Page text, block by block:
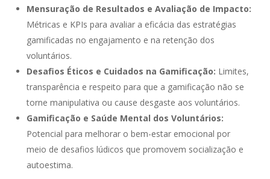
Mensuração de Resultados e Avaliação de Impacto:
Métricas e KPIs para avaliar a eficácia das estratégias
gamificadas no engajamento e na retenção dos
voluntários.
Desafios Éticos e Cuidados na Gamificação: Limites,
transparência e respeito para que a gamificação não se
torne manipulativa ou cause desgaste aos voluntários.
Gamificação e Saúde Mental dos Voluntários:
Potencial para melhorar o bem-estar emocional por
meio de desafios lúdicos que promovem socialização e
autoestima.